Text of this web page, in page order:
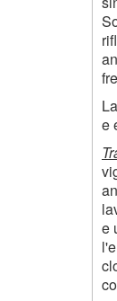
e
e